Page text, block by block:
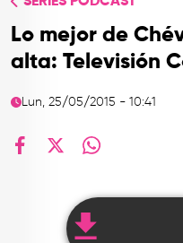
TOP
QUIÉNES SOMOS
Lo mejor de
alta: Televisión
Lun, 25/05/2015 - 10:41